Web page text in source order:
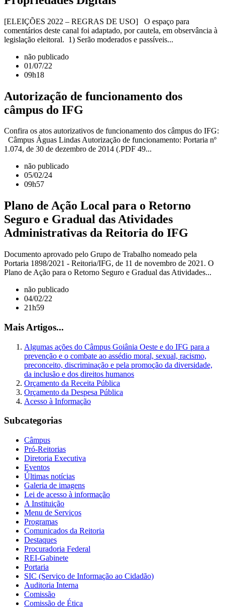
[ELEIÇÕES 2022 – REGRAS DE USO] O espaço para
comentários deste canal foi adaptado, por cautela, em observância à
legislação eleitoral. 1) Serão moderados e passíveis...
não publicado
01/07/22
09h18
Autorização de funcionamento dos
câmpus do IFG
Confira os atos autorizativos de funcionamento dos câmpus do IFG:
Câmpus Águas Lindas Autorização de funcionamento: Portaria nº
1.074, de 30 de dezembro de 2014 (.PDF 49...
não publicado
05/02/24
09h57
Plano de Ação Local para o Retorno
Seguro e Gradual das Atividades
Administrativas da Reitoria do IFG
Documento aprovado pelo Grupo de Trabalho nomeado pela
Portaria 1898/2021 - Reitoria/IFG, de 11 de novembro de 2021. O
Plano de Ação para o Retorno Seguro e Gradual das Atividades...
não publicado
04/02/22
21h59
Mais Artigos...
Algumas ações do Câmpus Goiânia Oeste e do IFG para a
prevenção e o combate ao assédio moral, sexual, racismo,
preconceito, discriminação e pela promoção da diversidade,
da inclusão e dos direitos humanos
Orçamento da Receita Pública
Orçamento da Despesa Pública
Acesso à Informação
Subcategorias
Câmpus
Pró-Reitorias
Diretoria Executiva
Eventos
Últimas notícias
Galeria de imagens
Lei de acesso à informação
A Instituição
Menu de Serviços
Programas
Comunicados da Reitoria
Destaques
Procuradoria Federal
REI-Gabinete
Portaria
SIC (Serviço de Informação ao Cidadão)
Auditoria Interna
Comissão
Comissão de Ética